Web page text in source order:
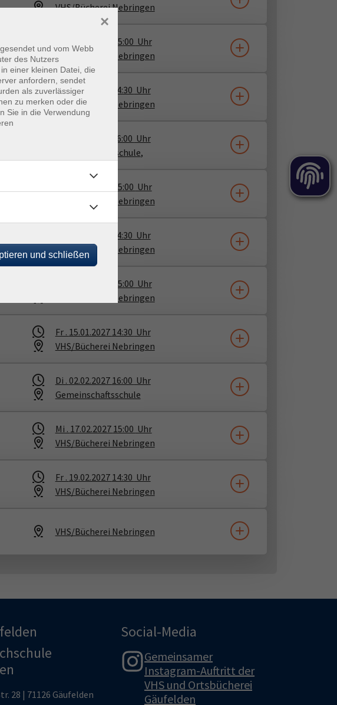
VHS/Bücherei Nebringen
15:00 Uhr
VHS/Bücherei Nebringen
Fr .27.11.2026 14:30 Uhr
VHS/Bücherei Nebringen
16:00 Uhr
Gemeinschaftsschule​,
15:00 Uhr
VHS/Bücherei Nebringen
14:30 Uhr
VHS/Bücherei Nebringen
15:00 Uhr
VHS/Bücherei Nebringen
Fr . 15.01.2027 14:30 Uhr
VHS/Bücherei Nebringen
Di . 02.02.2027 16:00 Uhr
Gemeinschaftsschule
Mi . 17.02.2027 15:00 Uhr
VHS/Bücherei Nebringen
Fr . 19.02.2027 14:30 Uhr
VHS/Bücherei Nebringen
VHS/Bücherei Nebringen
28 | 71126 Gäufelden
Social-Media
Gemeinsamer
Instagram-Auftritt der
VHS und Ortsbücherei
Gäufelden
und vom Webb
des Nutzers
einer kleinen Datei, die
anfordern, sendet
als zuverlässiger
zu merken oder die
Sie in die Verwendung
×
und schließen